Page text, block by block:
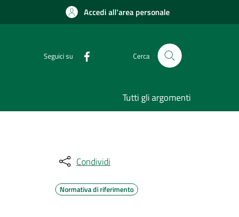
Accedi all'area personale
Seguici su Cerca
Tutti gli argomenti
Condividi
Normativa di riferimento